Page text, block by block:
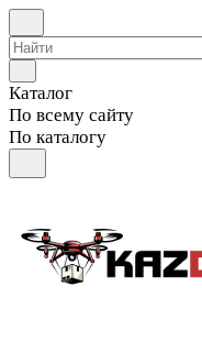
Каталог
По всему сайту
По каталогу